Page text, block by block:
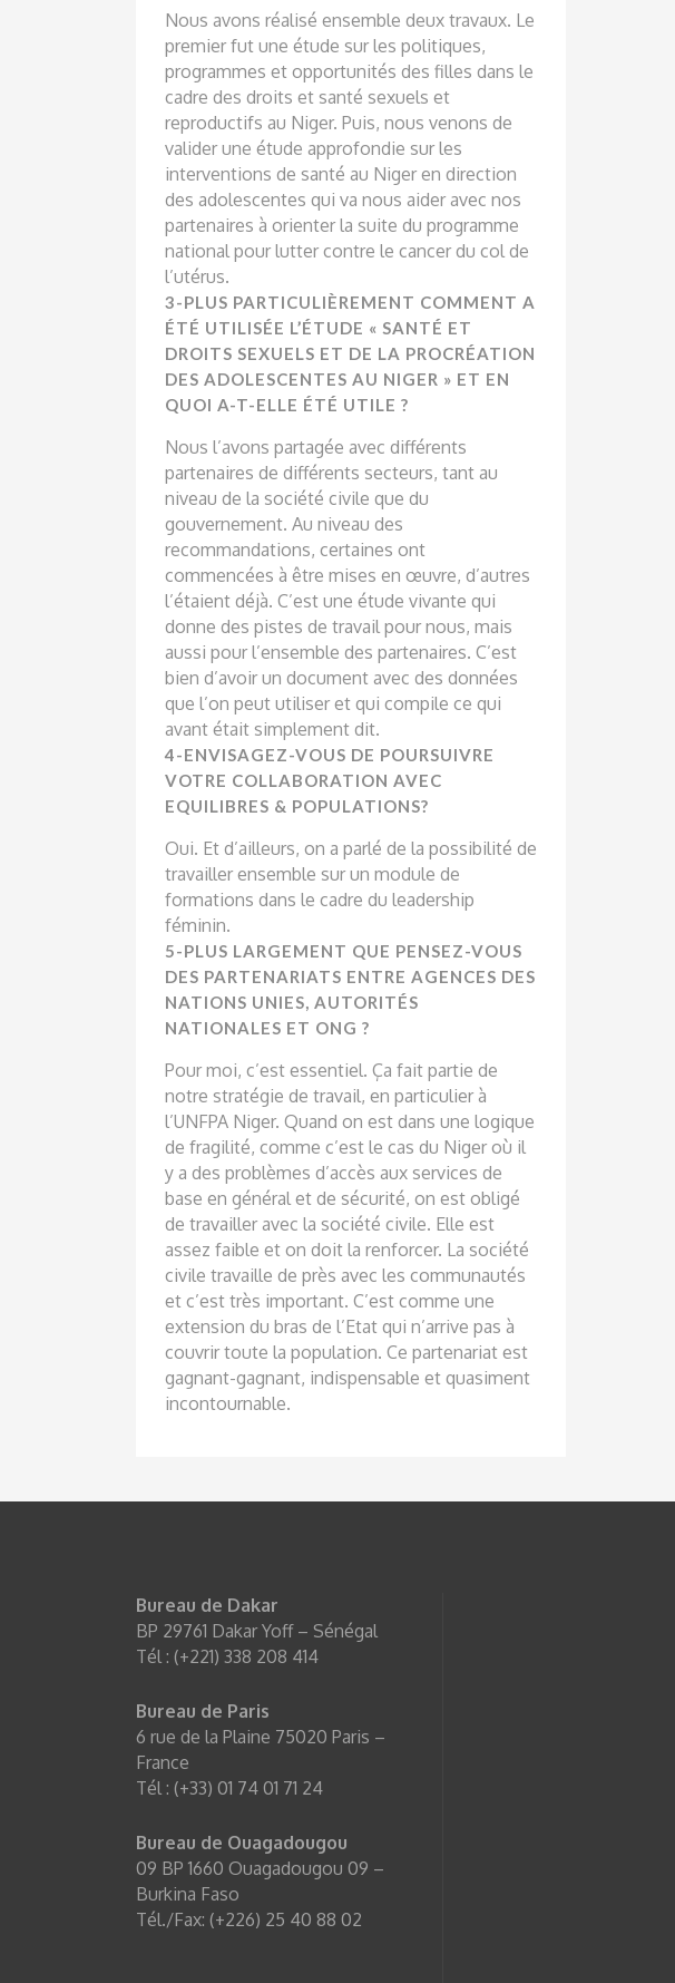
Nous avons réalisé ensemble deux travaux. Le
premier fut une étude sur les politiques,
programmes et opportunités des filles dans le
cadre des droits et santé sexuels et
reproductifs au Niger. Puis, nous venons de
valider une étude approfondie sur les
interventions de santé au Niger en direction
des adolescentes qui va nous aider avec nos
partenaires à orienter la suite du programme
national pour lutter contre le cancer du col de
l’utérus.
3-PLUS PARTICULIÈREMENT COMMENT A
ÉTÉ UTILISÉE L’ÉTUDE « SANTÉ ET
DROITS SEXUELS ET DE LA PROCRÉATION
DES ADOLESCENTES AU NIGER » ET EN
QUOI A-T-ELLE ÉTÉ UTILE ?
Nous l’avons partagée avec différents
partenaires de différents secteurs, tant au
niveau de la société civile que du
gouvernement. Au niveau des
recommandations, certaines ont
commencées à être mises en œuvre, d’autres
l’étaient déjà. C’est une étude vivante qui
donne des pistes de travail pour nous, mais
aussi pour l’ensemble des partenaires. C’est
bien d’avoir un document avec des données
que l’on peut utiliser et qui compile ce qui
avant était simplement dit.
4-ENVISAGEZ-VOUS DE POURSUIVRE
VOTRE COLLABORATION AVEC
EQUILIBRES & POPULATIONS?
Oui. Et d’ailleurs, on a parlé de la possibilité de
travailler ensemble sur un module de
formations dans le cadre du leadership
féminin.
5-PLUS LARGEMENT QUE PENSEZ-VOUS
DES PARTENARIATS ENTRE AGENCES DES
NATIONS UNIES, AUTORITÉS
NATIONALES ET ONG ?
Pour moi, c’est essentiel. Ça fait partie de
notre stratégie de travail, en particulier à
l’UNFPA Niger. Quand on est dans une logique
de fragilité, comme c’est le cas du Niger où il
y a des problèmes d’accès aux services de
base en général et de sécurité, on est obligé
de travailler avec la société civile. Elle est
assez faible et on doit la renforcer. La société
civile travaille de près avec les communautés
et c’est très important. C’est comme une
extension du bras de l’Etat qui n’arrive pas à
couvrir toute la population. Ce partenariat est
gagnant-gagnant, indispensable et quasiment
incontournable.
Bureau de Dakar
BP 29761 Dakar Yoff – Sénégal
Tél : (+221) 338 208 414
Bureau de Paris
6 rue de la Plaine 75020 Paris –
France
Tél : (+33) 01 74 01 71 24
Bureau de Ouagadougou
09 BP 1660 Ouagadougou 09 –
Burkina Faso
Tél./Fax: (+226) 25 40 88 02